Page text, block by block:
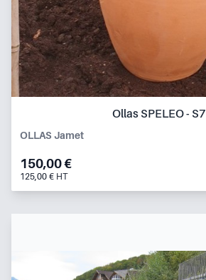
Ollas SPELEO - S7
OLLAS Jamet
150,00 €
125,00 € HT